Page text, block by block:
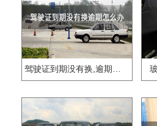
驾驶证到期没有换,逾期怎么办??